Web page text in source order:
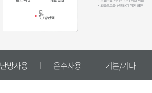
난방사용 온수사용 기본/기타